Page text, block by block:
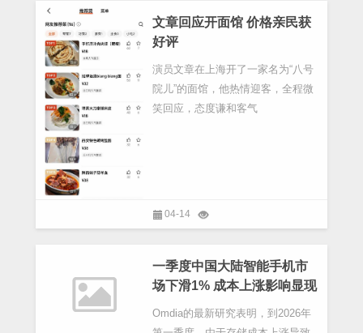
文章回应开面馆 价格亲民获
好评
演员文章在上海开了一家名为“八号
院儿”的面馆，他热情迎客，全程微
笑回应，态度谦和客气
04-14
一季度中国大陆智能手机市
场下滑1% 成本上涨影响显现
Omdia的最新研究表明，到2026年